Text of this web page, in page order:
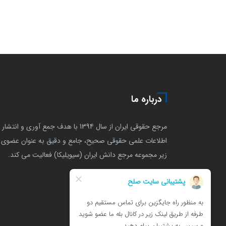
درباره ما
مرجع حقوقی ایران از سال 1394 با هدف جمع آوری و انتشار
اطلاعات علمی حقوقی صحیح، جامع و دقیق به عنوان عضوی
زیر مجموعه مرجع دانش ایران (سیویلیکا) فعالیت می کند.